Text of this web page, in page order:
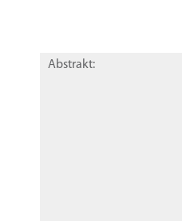
Abstrakt: